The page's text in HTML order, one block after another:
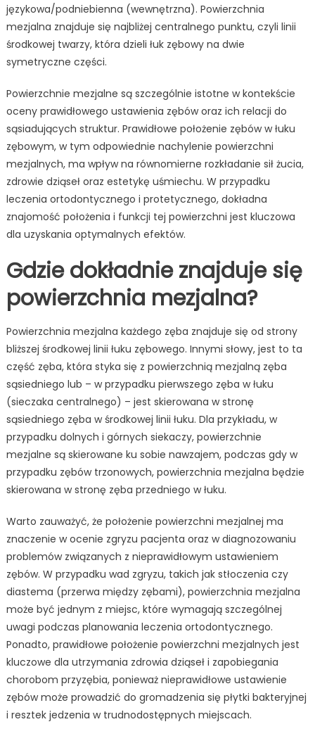
językowa/podniebienna (wewnętrzna). Powierzchnia
mezjalna znajduje się najbliżej centralnego punktu, czyli linii
środkowej twarzy, która dzieli łuk zębowy na dwie
symetryczne części.
Powierzchnie mezjalne są szczególnie istotne w kontekście
oceny prawidłowego ustawienia zębów oraz ich relacji do
sąsiadujących struktur. Prawidłowe położenie zębów w łuku
zębowym, w tym odpowiednie nachylenie powierzchni
mezjalnych, ma wpływ na równomierne rozkładanie sił żucia,
zdrowie dziąseł oraz estetykę uśmiechu. W przypadku
leczenia ortodontycznego i protetycznego, dokładna
znajomość położenia i funkcji tej powierzchni jest kluczowa
dla uzyskania optymalnych efektów.
Gdzie dokładnie znajduje się
powierzchnia mezjalna?
Powierzchnia mezjalna każdego zęba znajduje się od strony
bliższej środkowej linii łuku zębowego. Innymi słowy, jest to ta
część zęba, która styka się z powierzchnią mezjalną zęba
sąsiedniego lub – w przypadku pierwszego zęba w łuku
(sieczaka centralnego) – jest skierowana w stronę
sąsiedniego zęba w środkowej linii łuku. Dla przykładu, w
przypadku dolnych i górnych siekaczy, powierzchnie
mezjalne są skierowane ku sobie nawzajem, podczas gdy w
przypadku zębów trzonowych, powierzchnia mezjalna będzie
skierowana w stronę zęba przedniego w łuku.
Warto zauważyć, że położenie powierzchni mezjalnej ma
znaczenie w ocenie zgryzu pacjenta oraz w diagnozowaniu
problemów związanych z nieprawidłowym ustawieniem
zębów. W przypadku wad zgryzu, takich jak stłoczenia czy
diastema (przerwa między zębami), powierzchnia mezjalna
może być jednym z miejsc, które wymagają szczególnej
uwagi podczas planowania leczenia ortodontycznego.
Ponadto, prawidłowe położenie powierzchni mezjalnych jest
kluczowe dla utrzymania zdrowia dziąseł i zapobiegania
chorobom przyzębia, ponieważ nieprawidłowe ustawienie
zębów może prowadzić do gromadzenia się płytki bakteryjnej
i resztek jedzenia w trudnodostępnych miejscach.